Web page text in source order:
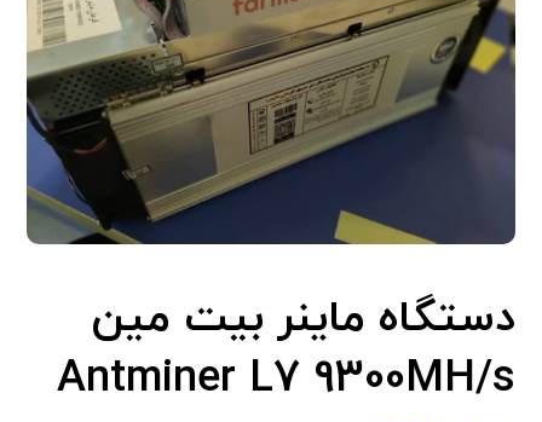
دستگاه ماینر بیت مین
Antminer L7 9300MH/s